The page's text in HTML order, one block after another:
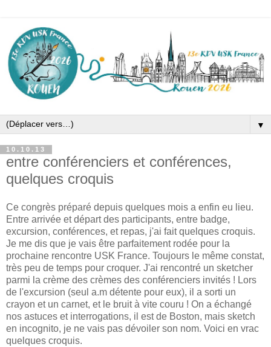
▼
10.10.13
entre conférenciers et conférences,
quelques croquis
Ce congrès préparé depuis quelques mois a enfin eu lieu.
Entre arrivée et départ des participants, entre badge,
excursion, conférences, et repas, j'ai fait quelques croquis.
Je me dis que je vais être parfaitement rodée pour la
prochaine rencontre USK France. Toujours le même constat,
très peu de temps pour croquer. J'ai rencontré un sketcher
parmi la crème des crèmes des conférenciers invités ! Lors
de l'excursion (seul a.m détente pour eux), il a sorti un
crayon et un carnet, et le bruit à vite couru ! On a échangé
nos astuces et interrogations, il est de Boston, mais sketch
en incognito, je ne vais pas dévoiler son nom. Voici en vrac
quelques croquis.